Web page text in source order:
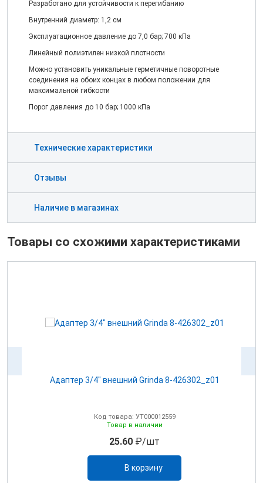
Разработано для устойчивости к перегибанию
Внутренний диаметр: 1,2 см
Эксплуатационное давление до 7,0 бар; 700 кПа
Линейный полиэтилен низкой плотности
Можно установить уникальные герметичные поворотные
соединения на обоих концах в любом положении для
максимальной гибкости
Порог давления до 10 бар; 1000 кПа
Технические характеристики
Отзывы
Наличие в магазинах
Товары со схожими характеристиками
Адаптер 3/4" внешний Grinda 8-426302_z01
Код товара: УТ000012559
Товар в наличии
25.60 ₽/шт
В корзину